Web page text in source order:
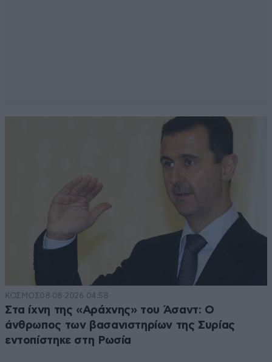
ΚΟΣΜΟΣ08·08·2026 04:58
Στα ίχνη της «Αράχνης» του Άσαντ: Ο
άνθρωπος των βασανιστηρίων της Συρίας
εντοπίστηκε στη Ρωσία